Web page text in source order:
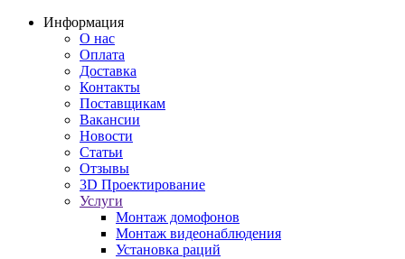
Информация
О нас
Оплата
Доставка
Контакты
Поставщикам
Вакансии
Новости
Статьи
Отзывы
3D Проектирование
Услуги
Монтаж домофонов
Монтаж видеонаблюдения
Установка раций